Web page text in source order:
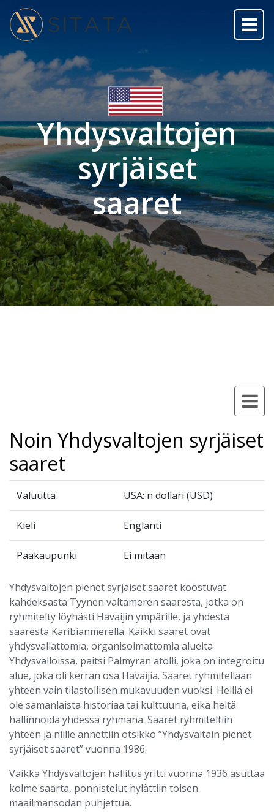
Yhdysvaltojen
syrjäiset
saaret
Noin Yhdysvaltojen syrjäiset
saaret
Valuutta USA: n dollari (USD)
Kieli Englanti
Pääkaupunki Ei mitään
Yhdysvaltojen pienet syrjäiset saaret koostuvat
kahdeksasta Tyynen valtameren saaresta, jotka on
ryhmitelty löyhästi Havaijin ympärille, ja yhdestä
saaresta Karibianmerellä. Kaikki saaret ovat
yhdysvallattomia, organisoimattomia alueita
Yhdysvalloissa, paitsi Palmyran atolli, joka on integroitu
alue, joka oli kerran osa Havaijia. Saaret ryhmitellään
yhteen vain tilastollisen mukavuuden vuoksi. Heillä ei
ole samanlaista historiaa tai kulttuuria, eikä heitä
hallinnoida yhdessä ryhmänä. Saaret ryhmiteltiin
yhteen ja niille annettiin otsikko ”Yhdysvaltain pienet
syrjäiset saaret” vuonna 1986.
Vaikka Yhdysvaltojen hallitus yritti vuonna 1936 asuttaa
kolme saarta, ponnistelut hylättiin toisen
maailmansodan puhjettua.